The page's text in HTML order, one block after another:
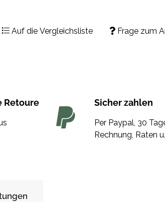
Frage zum
Auf die Vergleichsliste
Retoure Sicher zahlen
Per Paypal, 30
Rechnung, Raten